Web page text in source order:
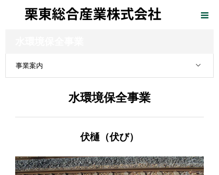
事業案内
水環境保全事業
伏樋（伏び）